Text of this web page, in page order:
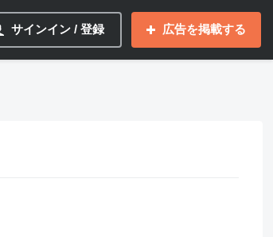
サインイン / 登録 広告を掲載する